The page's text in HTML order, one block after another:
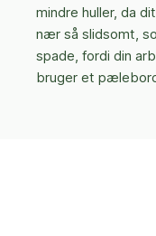
mindre huller, da
nær så slidsomt,
spade, fordi din
bruger et